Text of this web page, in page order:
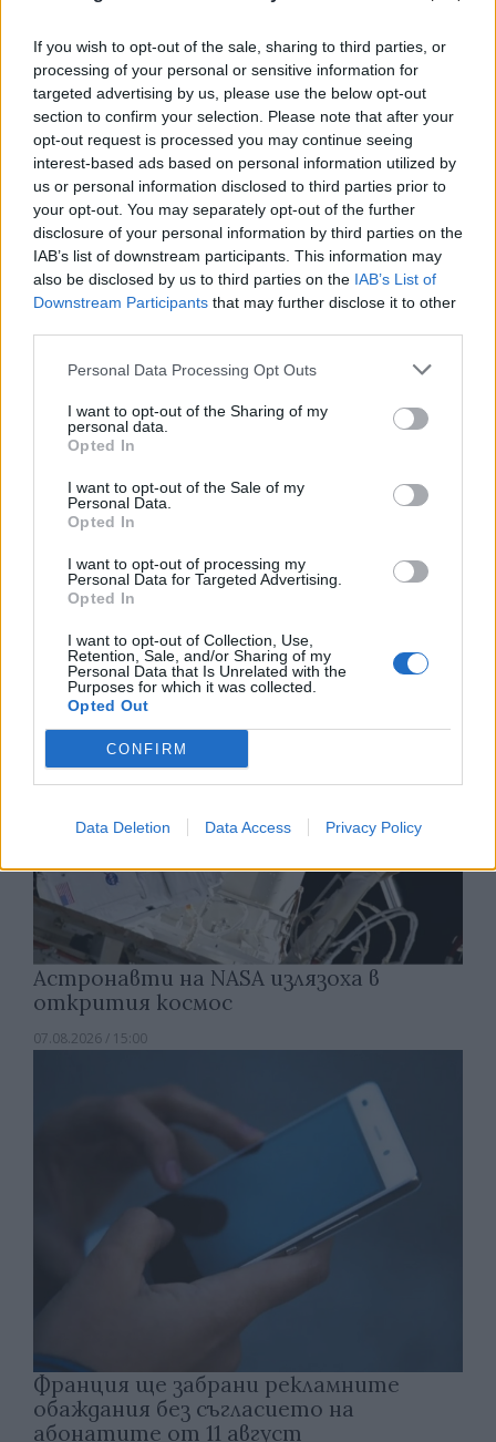
If you wish to opt-out of the sale, sharing to third parties, or
processing of your personal or sensitive information for
targeted advertising by us, please use the below opt-out
section to confirm your selection. Please note that after your
opt-out request is processed you may continue seeing
interest-based ads based on personal information utilized by
us or personal information disclosed to third parties prior to
your opt-out. You may separately opt-out of the further
disclosure of your personal information by third parties on the
IAB’s list of downstream participants. This information may
also be disclosed by us to third parties on the IAB’s List of
Downstream Participants that may further disclose it to other
Personal Data Processing Opt Outs
I want to opt-out of the Sharing of my
personal data.
Opted In
I want to opt-out of the Sale of my
Personal Data.
Opted In
I want to opt-out of processing my
Personal Data for Targeted Advertising.
Opted In
I want to opt-out of Collection, Use,
Retention, Sale, and/or Sharing of my
Personal Data that Is Unrelated with the
Purposes for which it was collected.
Opted Out
CONFIRM
Data Deletion Data Access Privacy Policy
Древен храм на почти 900 години
откриха под кафене за сладолед в
Полша
07.08.2026 / 16:00
Изкуствен интелект за първи път
създаде нови жизнеспособни вируси
07.08.2026 / 15:30
Астронавти на NASA излязоха в
открития космос
07.08.2026 / 15:00
Франция ще забрани рекламните
обаждания без съгласието на
абонатите от 11 август